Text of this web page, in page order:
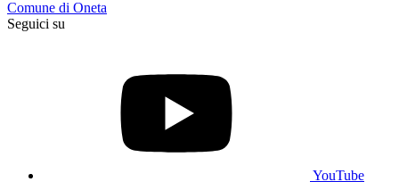
Comune di Oneta
Seguici su
YouTube